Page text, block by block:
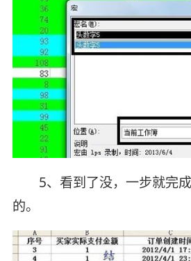
5、看到了没，一步就完成
的。